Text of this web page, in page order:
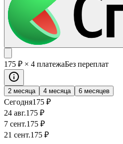
175 ₽ × 4 платежаБез переплат
2 месяца 4 месяца 6 месяцев
Сегодня175 ₽
24 авг.175 ₽
7 сент.175 ₽
21 сент.175 ₽